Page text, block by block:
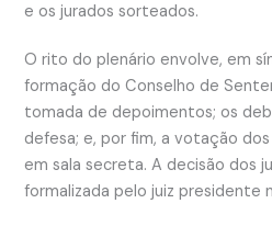
e os jurados sorteados.
O rito do plenário envolve, em
formação do Conselho de
tomada de depoimentos; os
defesa; e, por fim, a votação
em sala secreta. A decisão dos
formalizada pelo juiz presidente